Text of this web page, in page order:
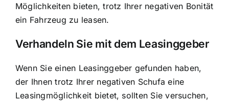
Möglichkeiten bieten, trotz Ihrer negativen Bonität
ein Fahrzeug zu leasen.
Verhandeln Sie mit dem Leasinggeber
Wenn Sie einen Leasinggeber gefunden haben,
der Ihnen trotz Ihrer negativen Schufa eine
Leasingmöglichkeit bietet, sollten Sie versuchen,